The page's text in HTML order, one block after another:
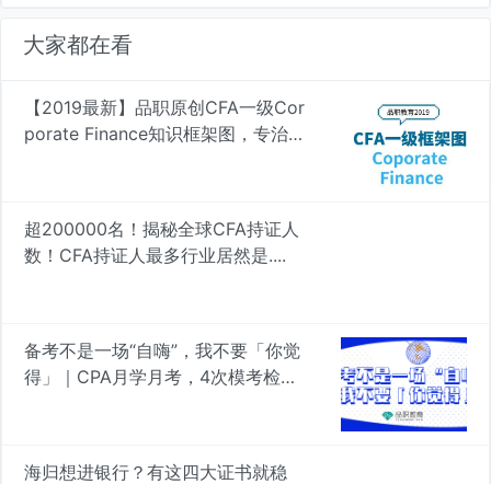
大家都在看
【2019最新】品职原创CFA一级Cor
porate Finance知识框架图，专治遗
超200000名！揭秘全球CFA持证人
数！CFA持证人最多行业居然是....
备考不是一场“自嗨”，我不要「你觉
得」｜CPA月学月考，4次模考检验
海归想进银行？有这四大证书就稳